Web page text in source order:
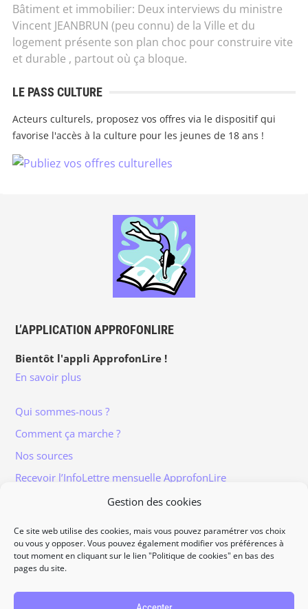
Gestion des cookies
Ce site web utilise des cookies, mais vous pouvez paramétrer vos choix
ou vous y opposer. Vous pouvez également modifier vos préférences à
tout moment en cliquant sur le lien "Politique de cookies" en bas des
pages du site.
Bâtiment et immobilier: Deux interviews du ministre
Vincent JEANBRUN (peu connu) de la Ville et du
logement présente son plan choc pour construire vite
et durable , partout où ça bloque.
LE PASS CULTURE
Acteurs culturels, proposez vos offres via le dispositif qui
favorise l'accès à la culture pour les jeunes de 18 ans !
L’APPLICATION APPROFONLIRE
Bientôt l'appli ApprofonLire !
En savoir plus
Qui sommes-nous ?
Comment ça marche ?
Nos sources
Recevoir l’InfoLettre mensuelle ApprofonLire
Informations légales
Accès à vos données personnelles